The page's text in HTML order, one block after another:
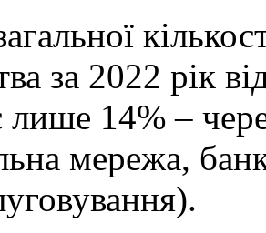
за 2022 рік
лише 14% –
мережа,